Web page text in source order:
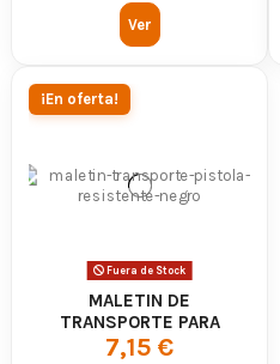
Ver
¡En oferta!
Fuera de Stock
MALETIN DE
TRANSPORTE PARA
PISTOLA
7,15 €